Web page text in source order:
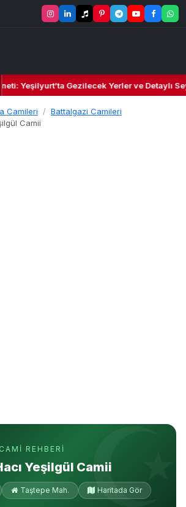
Yeşilyurt’ta Gezilecek Yerler ve Detaylı
Camileri
Battalgazi Camileri
Camii
REHBERI
Yeşilgül Camii
Taştepe Mah. Haritada Gör